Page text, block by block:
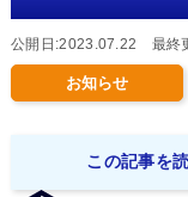
公開日:2023.07.22 最終
お知らせ
この記事を